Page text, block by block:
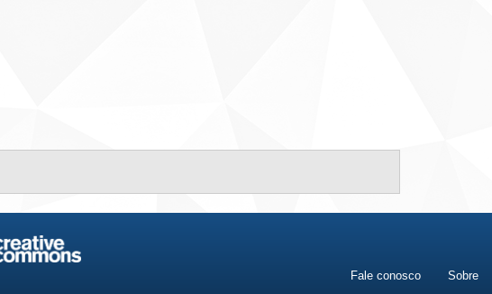
Fale conosco Sobre